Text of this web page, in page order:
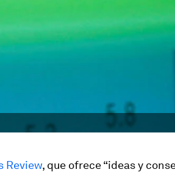
Review, que ofrece “ideas y